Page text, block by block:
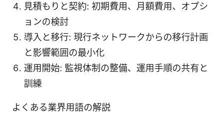
見積もりと契約: 初期費用、月額費用、オプシ
ョンの検討
導入と移行: 現行ネットワークからの移行計画
と影響範囲の最小化
運用開始: 監視体制の整備、運用手順の共有と
訓練
よくある業界用語の解説